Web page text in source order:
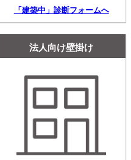
「建築中」診断フォームへ
法人向け壁掛け